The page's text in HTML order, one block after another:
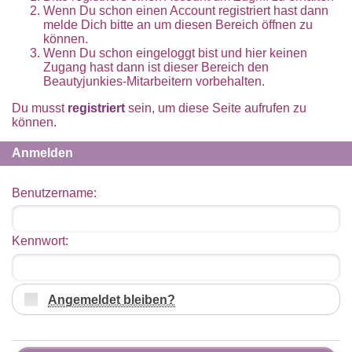
Wenn Du schon einen Account registriert hast dann
melde Dich bitte an um diesen Bereich öffnen zu
können.
Wenn Du schon eingeloggt bist und hier keinen
Zugang hast dann ist dieser Bereich den
Beautyjunkies-Mitarbeitern vorbehalten.
Du musst registriert sein, um diese Seite aufrufen zu
können.
Anmelden
Benutzername:
Kennwort:
Angemeldet bleiben?